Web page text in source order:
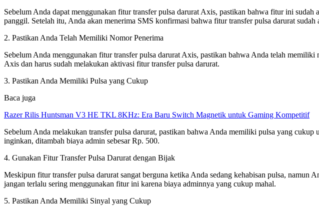
Sebelum Anda dapat menggunakan fitur transfer pulsa darurat Axis, pastikan bahwa fitur ini
panggil. Setelah itu, Anda akan menerima SMS konfirmasi bahwa fitur transfer pulsa darurat sudah
2. Pastikan Anda Telah Memiliki Nomor Penerima
Sebelum Anda menggunakan fitur transfer pulsa darurat Axis, pastikan bahwa Anda telah
Axis dan harus sudah melakukan aktivasi fitur transfer pulsa darurat.
3. Pastikan Anda Memiliki Pulsa yang Cukup
Baca juga
Razer Rilis Huntsman V3 HE TKL 8KHz: Era Baru Switch Magnetik untuk Gaming Kompetitif
Sebelum Anda melakukan transfer pulsa darurat, pastikan bahwa Anda memiliki pulsa yang
inginkan, ditambah biaya admin sebesar Rp. 500.
4. Gunakan Fitur Transfer Pulsa Darurat dengan Bijak
Meskipun fitur transfer pulsa darurat sangat berguna ketika Anda sedang kehabisan pulsa,
jangan terlalu sering menggunakan fitur ini karena biaya adminnya yang cukup mahal.
5. Pastikan Anda Memiliki Sinyal yang Cukup